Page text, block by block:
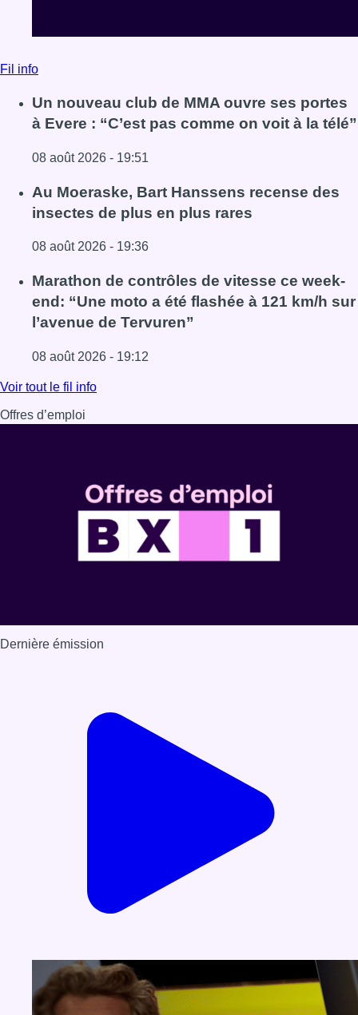
Fil info
Un nouveau club de MMA ouvre ses portes
à Evere : “C’est pas comme on voit à la télé”
08 août 2026 - 19:51
Lire l'article Un nouveau club de MMA ouvre ses portes à
Au Moeraske, Bart Hanssens recense des
insectes de plus en plus rares
08 août 2026 - 19:36
Lire l'article Au Moeraske, Bart Hanssens recense des
Marathon de contrôles de vitesse ce week-
end: “Une moto a été flashée à 121 km/h sur
l’avenue de Tervuren”
08 août 2026 - 19:12
Lire l'article Marathon de contrôles de vitesse ce week-
Voir tout le fil info
Offres d’emploi
Dernière émission